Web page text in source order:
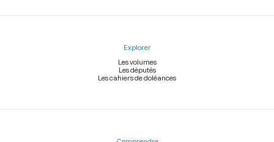
Explorer
Les volumes
Les députés
Les cahiers de doléances